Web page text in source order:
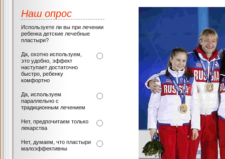
Наш опрос
Используете ли вы при лечении
ребенка детские лечебные
пластыри?
Да, охотно используем,
это удобно, эффект
наступает достаточно
быстро, ребенку
комфортно
Да, используем
параллельно с
традиционным лечением
Нет, предпочитаем только
лекарства
Нет, думаем, что пластыри
малоэффективны